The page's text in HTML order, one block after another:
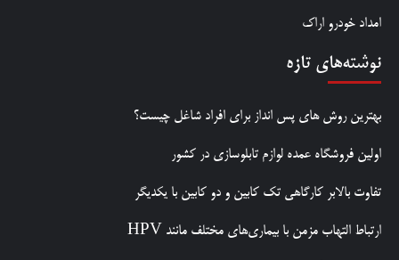
امداد خودرو اراک
نوشته‌های تازه
بهترین روش‌ های پس‌ انداز برای افراد شاغل چیست؟
اولین فروشگاه عمده لوازم تابلوسازی در کشور
تفاوت بالابر کارگاهی تک کابین و دو کابین با یکدیگر
ارتباط التهاب مزمن با بیماری‌های مختلف مانند HPV